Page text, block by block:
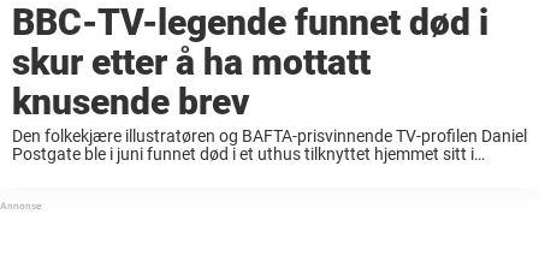
BBC-TV-legende funnet død i
skur etter å ha mottatt
knusende brev
Den folkekjære illustratøren og BAFTA-prisvinnende TV-profilen Daniel
Postgate ble i juni funnet død i et uthus tilknyttet hjemmet sitt i